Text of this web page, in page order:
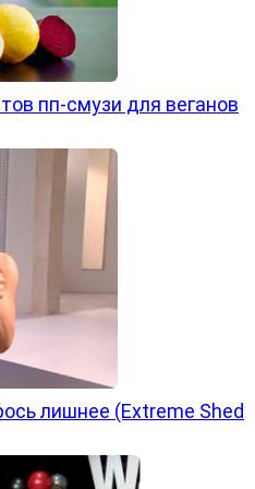
пп-смузи для веганов
лишнее (Extreme Shed